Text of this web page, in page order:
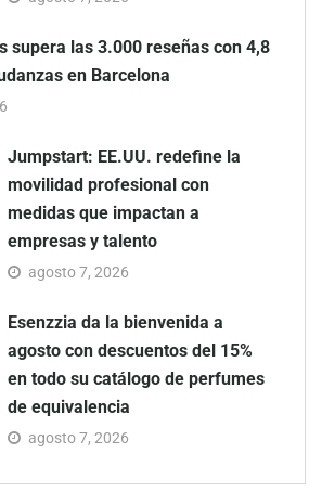
supera las 3.000 reseñas con 4,8
en Barcelona
Jumpstart: EE.UU. redefine la
movilidad profesional con
medidas que impactan a
empresas y talento
agosto 7, 2026
Esenzzia da la bienvenida a
agosto con descuentos del 15%
en todo su catálogo de perfumes
de equivalencia
agosto 7, 2026